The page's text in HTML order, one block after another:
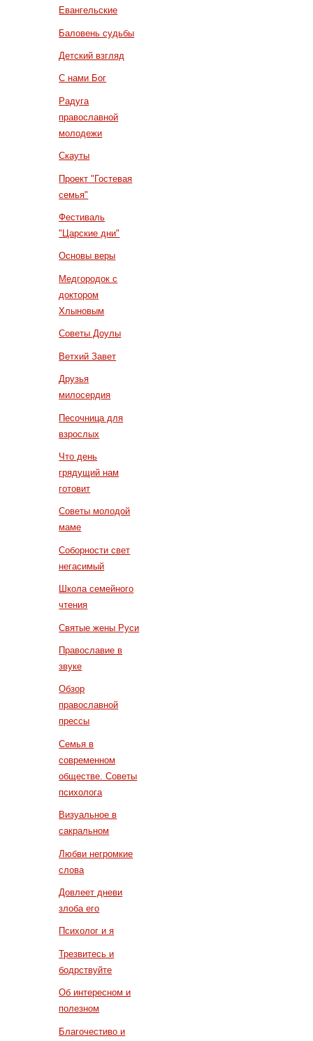
Евангельские
Баловень судьбы
Детский взгляд
С нами Бог
Радуга
православной
молодежи
Скауты
Проект "Гостевая
семья"
Фестиваль
"Царские дни"
Основы веры
Медгородок с
доктором
Хлыновым
Советы Доулы
Ветхий Завет
Друзья
милосердия
Песочница для
взрослых
Что день
грядущий нам
готовит
Советы молодой
маме
Соборности свет
негасимый
Школа семейного
чтения
Святые жены Руси
Православие в
звуке
Обзор
православной
прессы
Семья в
современном
обществе. Советы
психолога
Визуальное в
сакральном
Любви негромкие
слова
Довлеет дневи
злоба его
Психолог и я
Трезвитесь и
бодрствуйте
Об интересном и
полезном
Благочестиво и